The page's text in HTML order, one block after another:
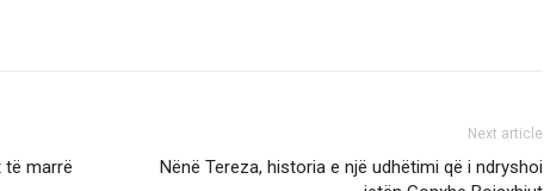
të marrë
Next article
Nënë Tereza, historia e një udhëtimi që i ndryshoi